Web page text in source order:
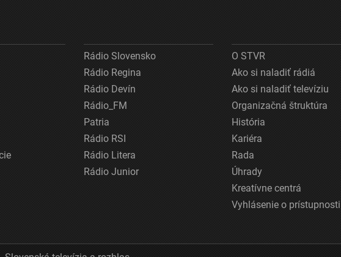
Rádio Slovensko
Rádio Regina
Rádio Devín
Rádio_FM
Patria
Rádio RSI
Rádio Litera
Rádio Junior
O STVR
Ako si naladiť rádiá
Ako si naladiť televíziu
Organizačná štruktúra
História
Kariéra
Rada
Úhrady
Kreatívne centrá
Vyhlásenie o prístupnosti